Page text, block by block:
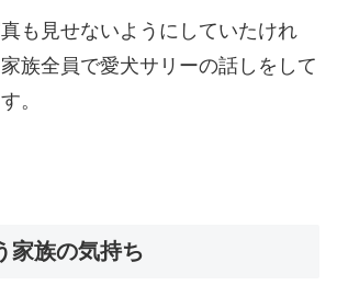
も見せないようにしていたけれ
族全員で愛犬サリーの話しをして
。
家族の気持ち